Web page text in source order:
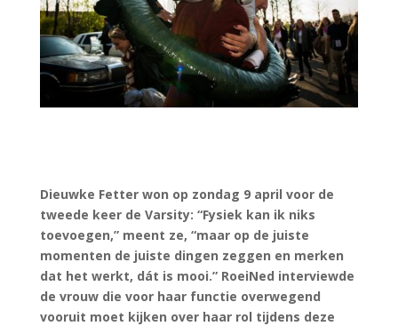
Dieuwke Fetter won op zondag 9 april voor de
tweede keer de Varsity: “Fysiek kan ik niks
toevoegen,” meent ze, “maar op de juiste
momenten de juiste dingen zeggen en merken
dat het werkt, dát is mooi.” RoeiNed interviewde
de vrouw die voor haar functie overwegend
vooruit moet kijken over haar rol tijdens deze